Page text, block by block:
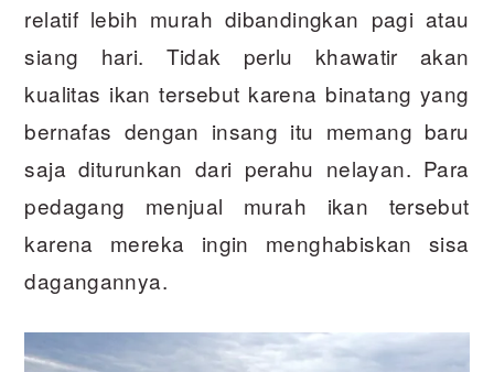
relatif lebih murah dibandingkan pagi atau
siang hari. Tidak perlu khawatir akan
kualitas ikan tersebut karena binatang yang
bernafas dengan insang itu memang baru
saja diturunkan dari perahu nelayan. Para
pedagang menjual murah ikan tersebut
karena mereka ingin menghabiskan sisa
dagangannya.